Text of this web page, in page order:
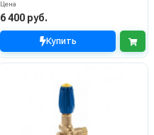
Цена
6 400 руб.
Купить